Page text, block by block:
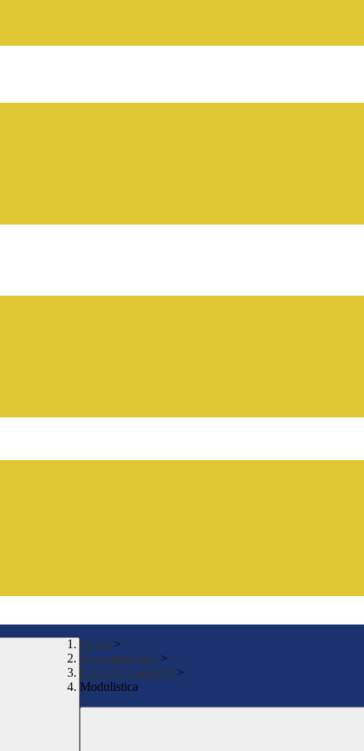
Home >
Documenti utili >
Famiglie e studenti >
Modulistica